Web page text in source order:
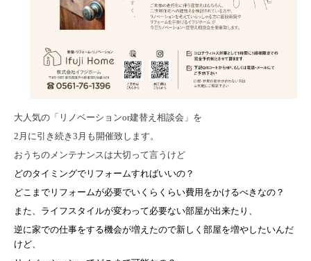
大人気の「リノベーションor建替え相談会」を
2月に引き続き3月も開催致します。
おうちのメンテナンスは大切って言うけど
どのタイミングでリフォームすればいいの？
どこまでリフォームが必要でいくらくらい費用をかけるべきなの？
また、ライフスタイルが変わって必要ない部屋が出来たり、
逆に家での仕事をする機会が増えたので新しく部屋を増やしたいんだ
けど、